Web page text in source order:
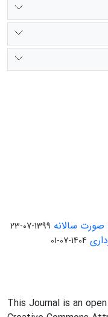
سالانه 1399-07-23
1404-07-01
This Journal is an